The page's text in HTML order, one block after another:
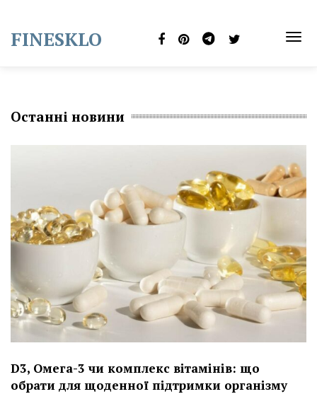
content
FINESKLO
Останні новини
D3, Омега-3 чи комплекс вітамінів: що
обрати для щоденної підтримки організму